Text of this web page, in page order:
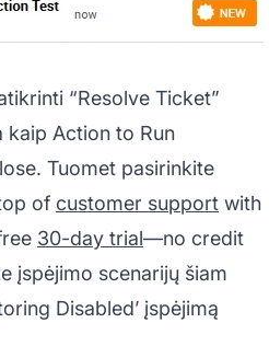
“Resolve Ticket”
kaip Action to Run
Tuomet pasirinkite
of customer support with
30-day trial—no credit
įspėjimo scenarijų šiam
Disabled’ įspėjimą